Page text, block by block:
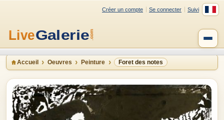
Créer un compte Se connecter Suivi
Accueil Oeuvres Peinture Foret des notes